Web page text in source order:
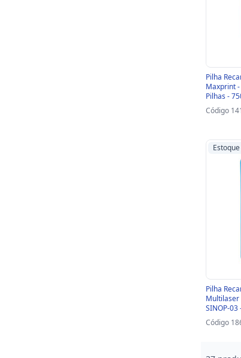
Pilha
Maxprint
Pilhas -
Código
Pilha
Multilaser
SINOP-03
Código